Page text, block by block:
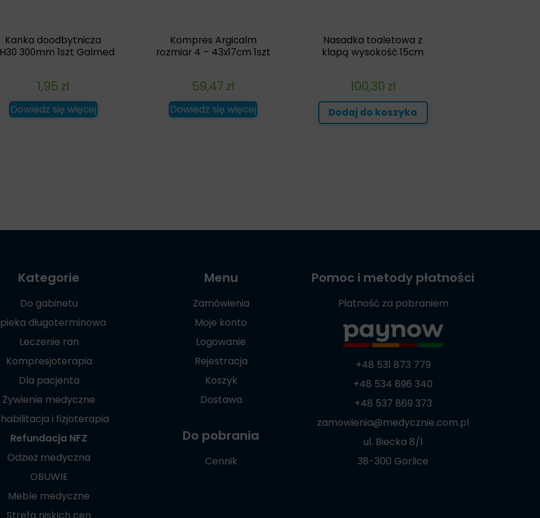
Kanka doodbytnicza
300mm 1szt Galmed
1,95 zł
Dowiedz się więcej
Kompres Argicalm
rozmiar 4 – 43x17cm 1szt
59,47 zł
Dowiedz się więcej
Nasadka toaletowa z
klapą wysokość 15cm
100,30 zł
Dodaj do koszyka
Kategorie
Do gabinetu
długoterminowa
Leczenie ran
Kompresjoterapia
Dla pacjenta
Żywienie medyczne
i fizjoterapia
Refundacja NFZ
Odzież medyczna
OBUWIE
Meble medyczne
Menu
Zamówienia
Moje konto
Logowanie
Rejestracja
Koszyk
Dostawa
Do pobrania
Cennik
Pomoc i metody płatności
Płatność za pobraniem
+48 531 873 779
+48 534 896 340
+48 537 869 373
zamowienia@medycznie.com.pl
ul. Biecka 8/1
38-300 Gorlice